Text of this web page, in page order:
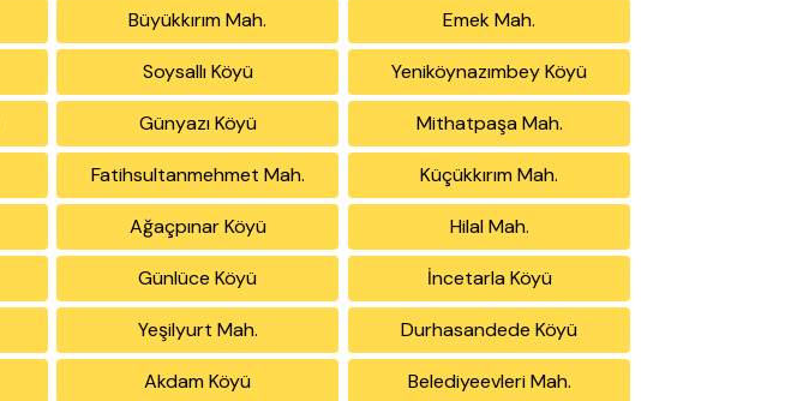
Büyükkırım Mah. Emek Mah.
Soysallı Köyü Yeniköynazımbey Köyü
Günyazı Köyü Mithatpaşa Mah.
Fatihsultanmehmet Mah. Küçükkırım Mah.
Ağaçpınar Köyü Hilal Mah.
Günlüce Köyü İncetarla Köyü
Yeşilyurt Mah. Durhasandede Köyü
Akdam Köyü Belediyeevleri Mah.